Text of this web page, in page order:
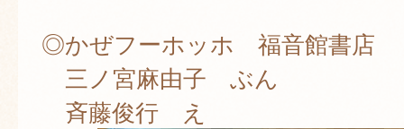
◎かぜフーホッホ 福音館書店
三ノ宮麻由子 ぶん
斉藤俊行 え